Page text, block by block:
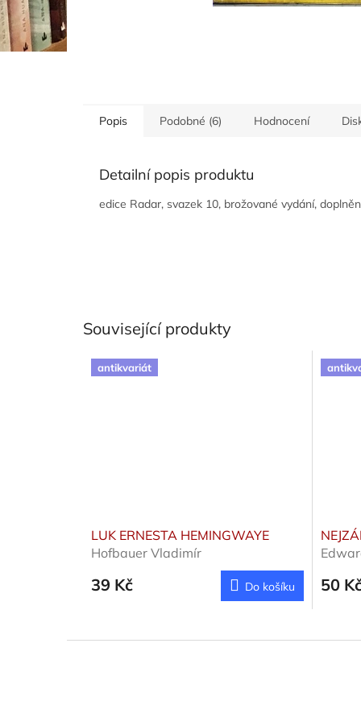
Popis Podobné (6) Hodnocení
Detailní popis produktu
edice Radar, svazek 10, brožované vydání,
Související produkty
antikvariát
LUK ERNESTA HEMINGWAYE
Hofbauer Vladimír
39 Kč Do košíku 50